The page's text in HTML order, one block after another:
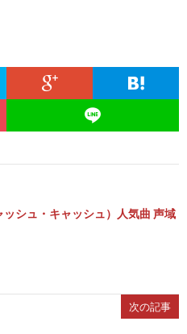
ッシュ・キャッシュ）人気曲 声域
次の記事